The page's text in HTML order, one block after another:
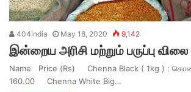
404india May 18, 2020 9,142
இன்றைய அரிசி மற்றும் பருப்பு
Name Price (Rs) Chenna Black ( 1kg ) :
160.00 Chenna White Big…